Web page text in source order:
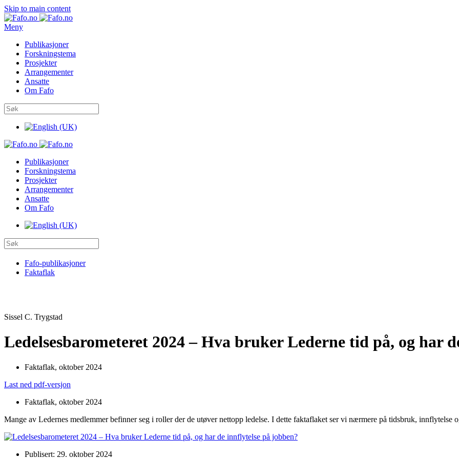
Skip to main content
Meny
Publikasjoner
Forskningstema
Prosjekter
Arrangementer
Ansatte
Om Fafo
Publikasjoner
Forskningstema
Prosjekter
Arrangementer
Ansatte
Om Fafo
Fafo-publikasjoner
Faktaflak
Sissel C. Trygstad
Ledelsesbarometeret 2024 – Hva bruker Lederne tid på, og har
Faktaflak, oktober 2024
Last ned pdf-versjon
Faktaflak, oktober 2024
Mange av Ledernes medlemmer befinner seg i roller der de utøver nettopp ledelse. I dette faktaflaket ser vi nærmere på tidsbruk, innflytelse
Publisert: 29. oktober 2024